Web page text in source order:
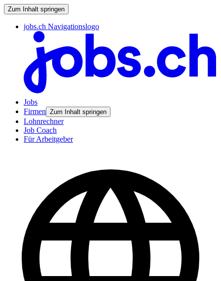
Zum Inhalt springen
jobs.ch Navigationslogo
Jobs
Firmen Zum Inhalt springen
Lohnrechner
Job Coach
Für Arbeitgeber